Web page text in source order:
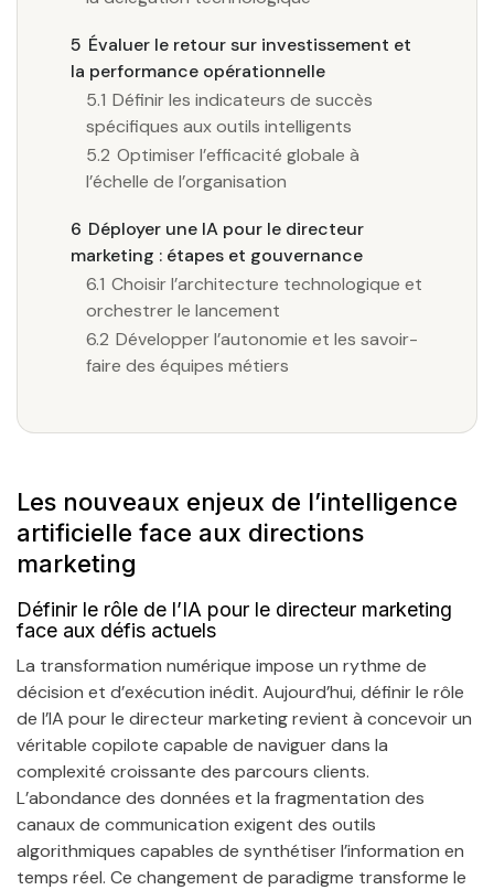
5 Évaluer le retour sur investissement et
la performance opérationnelle
5.1 Définir les indicateurs de succès
spécifiques aux outils intelligents
5.2 Optimiser l’efficacité globale à
l’échelle de l’organisation
6 Déployer une IA pour le directeur
marketing : étapes et gouvernance
6.1 Choisir l’architecture technologique et
orchestrer le lancement
6.2 Développer l’autonomie et les savoir-
faire des équipes métiers
Les nouveaux enjeux de l’intelligence
artificielle face aux directions
marketing
Définir le rôle de l’IA pour le directeur marketing
face aux défis actuels
La transformation numérique impose un rythme de
décision et d’exécution inédit. Aujourd’hui, définir le rôle
de l’IA pour le directeur marketing revient à concevoir un
véritable copilote capable de naviguer dans la
complexité croissante des parcours clients.
L’abondance des données et la fragmentation des
canaux de communication exigent des outils
algorithmiques capables de synthétiser l’information en
temps réel. Ce changement de paradigme transforme le